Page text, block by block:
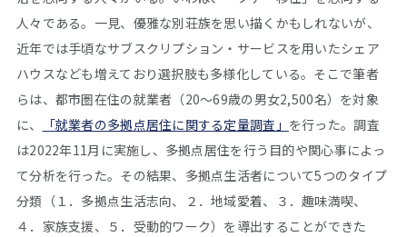
人々である。一見、優雅な別荘族を思い描くかもしれないが、
近年では手頃なサブスクリプション・サービスを用いたシェア
ハウスなども増えており選択肢も多様化している。そこで筆者
らは、都市圏在住の就業者（20～69歳の男女2,500名）を対象
に、
「就業者の多拠点居住に関する定量調査」 を行った。調査
は2022年11月に実施し、多拠点居住を行う目的や関心事によっ
て分析を行った。その結果、多拠点生活者について5つのタイプ
分類（１．多拠点生活志向、２．地域愛着、３．趣味満喫、
４．家族支援、５．受動的ワーク）を導出することができた